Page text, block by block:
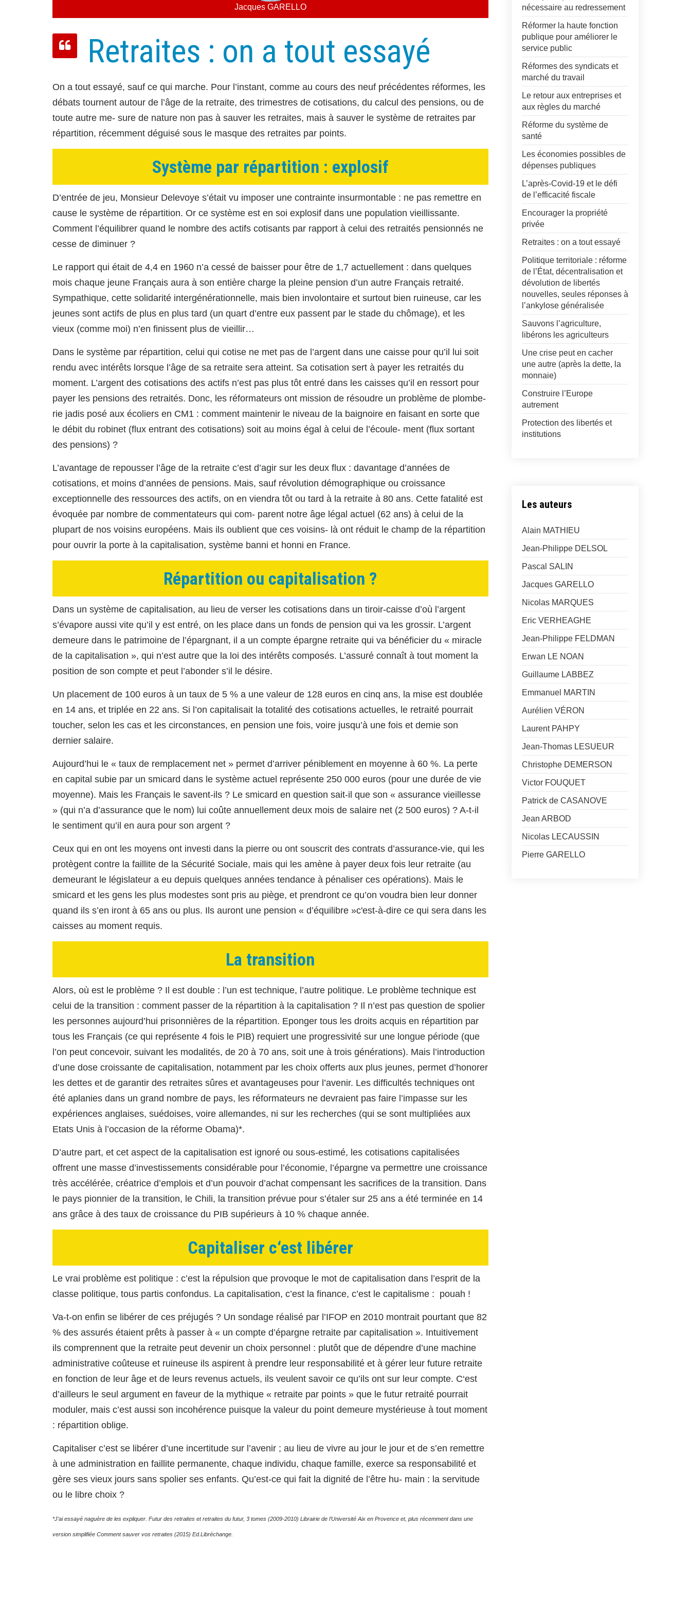
Jacques GARELLO
Retraites : on a tout essayé
On a tout essayé, sauf ce qui marche. Pour l’instant, comme au cours des neuf précédentes réformes, les
débats tournent autour de l’âge de la retraite, des trimestres de cotisations, du calcul des pensions, ou de
toute autre me- sure de nature non pas à sauver les retraites, mais à sauver le système de retraites par
répartition, récemment déguisé sous le masque des retraites par points.
Système par répartition : explosif
D’entrée de jeu, Monsieur Delevoye s’était vu imposer une contrainte insurmontable : ne pas remettre en
cause le système de répartition. Or ce système est en soi explosif dans une population vieillissante.
Comment l’équilibrer quand le nombre des actifs cotisants par rapport à celui des retraités pensionnés ne
cesse de diminuer ?
Le rapport qui était de 4,4 en 1960 n’a cessé de baisser pour être de 1,7 actuellement : dans quelques
mois chaque jeune Français aura à son entière charge la pleine pension d’un autre Français retraité.
Sympathique, cette solidarité intergénérationnelle, mais bien involontaire et surtout bien ruineuse, car les
jeunes sont actifs de plus en plus tard (un quart d’entre eux passent par le stade du chômage), et les
vieux (comme moi) n’en finissent plus de vieillir…
Dans le système par répartition, celui qui cotise ne met pas de l’argent dans une caisse pour qu’il lui soit
rendu avec intérêts lorsque l’âge de sa retraite sera atteint. Sa cotisation sert à payer les retraités du
moment. L’argent des cotisations des actifs n’est pas plus tôt entré dans les caisses qu’il en ressort pour
payer les pensions des retraités. Donc, les réformateurs ont mission de résoudre un problème de plombe-
rie jadis posé aux écoliers en CM1 : comment maintenir le niveau de la baignoire en faisant en sorte que
le débit du robinet (flux entrant des cotisations) soit au moins égal à celui de l’écoule- ment (flux sortant
des pensions) ?
L’avantage de repousser l’âge de la retraite c’est d’agir sur les deux flux : davantage d’années de
cotisations, et moins d’années de pensions. Mais, sauf révolution démographique ou croissance
exceptionnelle des ressources des actifs, on en viendra tôt ou tard à la retraite à 80 ans. Cette fatalité est
évoquée par nombre de commentateurs qui com- parent notre âge légal actuel (62 ans) à celui de la
plupart de nos voisins européens. Mais ils oublient que ces voisins- là ont réduit le champ de la répartition
pour ouvrir la porte à la capitalisation, système banni et honni en France.
Répartition ou capitalisation ?
Dans un système de capitalisation, au lieu de verser les cotisations dans un tiroir-caisse d’où l’argent
s’évapore aussi vite qu’il y est entré, on les place dans un fonds de pension qui va les grossir. L’argent
demeure dans le patrimoine de l’épargnant, il a un compte épargne retraite qui va bénéficier du « miracle
de la capitalisation », qui n’est autre que la loi des intérêts composés. L’assuré connaît à tout moment la
position de son compte et peut l’abonder s’il le désire.
Un placement de 100 euros à un taux de 5 % a une valeur de 128 euros en cinq ans, la mise est doublée
en 14 ans, et triplée en 22 ans. Si l’on capitalisait la totalité des cotisations actuelles, le retraité pourrait
toucher, selon les cas et les circonstances, en pension une fois, voire jusqu’à une fois et demie son
dernier salaire.
Aujourd’hui le « taux de remplacement net » permet d’arriver péniblement en moyenne à 60 %. La perte
en capital subie par un smicard dans le système actuel représente 250 000 euros (pour une durée de vie
moyenne). Mais les Français le savent-ils ? Le smicard en question sait-il que son « assurance vieillesse
» (qui n’a d’assurance que le nom) lui coûte annuellement deux mois de salaire net (2 500 euros) ? A-t-il
le sentiment qu’il en aura pour son argent ?
Ceux qui en ont les moyens ont investi dans la pierre ou ont souscrit des contrats d’assurance-vie, qui les
protègent contre la faillite de la Sécurité Sociale, mais qui les amène à payer deux fois leur retraite (au
demeurant le législateur a eu depuis quelques années tendance à pénaliser ces opérations). Mais le
smicard et les gens les plus modestes sont pris au piège, et prendront ce qu’on voudra bien leur donner
quand ils s’en iront à 65 ans ou plus. Ils auront une pension « d’équilibre »c'est-à-dire ce qui sera dans les
caisses au moment requis.
La transition
Alors, où est le problème ? Il est double : l’un est technique, l’autre politique. Le problème technique est
celui de la transition : comment passer de la répartition à la capitalisation ? Il n’est pas question de spolier
les personnes aujourd’hui prisonnières de la répartition. Eponger tous les droits acquis en répartition par
tous les Français (ce qui représente 4 fois le PIB) requiert une progressivité sur une longue période (que
l’on peut concevoir, suivant les modalités, de 20 à 70 ans, soit une à trois générations). Mais l’introduction
d’une dose croissante de capitalisation, notamment par les choix offerts aux plus jeunes, permet d’honorer
les dettes et de garantir des retraites sûres et avantageuses pour l’avenir. Les difficultés techniques ont
été aplanies dans un grand nombre de pays, les réformateurs ne devraient pas faire l’impasse sur les
expériences anglaises, suédoises, voire allemandes, ni sur les recherches (qui se sont multipliées aux
Etats Unis à l’occasion de la réforme Obama)*.
D’autre part, et cet aspect de la capitalisation est ignoré ou sous-estimé, les cotisations capitalisées
offrent une masse d’investissements considérable pour l’économie, l’épargne va permettre une croissance
très accélérée, créatrice d’emplois et d’un pouvoir d’achat compensant les sacrifices de la transition. Dans
le pays pionnier de la transition, le Chili, la transition prévue pour s’étaler sur 25 ans a été terminée en 14
ans grâce à des taux de croissance du PIB supérieurs à 10 % chaque année.
Capitaliser c‘est libérer
Le vrai problème est politique : c’est la répulsion que provoque le mot de capitalisation dans l’esprit de la
classe politique, tous partis confondus. La capitalisation, c’est la finance, c’est le capitalisme : pouah !
Va-t-on enfin se libérer de ces préjugés ? Un sondage réalisé par l’IFOP en 2010 montrait pourtant que 82
% des assurés étaient prêts à passer à « un compte d’épargne retraite par capitalisation ». Intuitivement
ils comprennent que la retraite peut devenir un choix personnel : plutôt que de dépendre d’une machine
administrative coûteuse et ruineuse ils aspirent à prendre leur responsabilité et à gérer leur future retraite
en fonction de leur âge et de leurs revenus actuels, ils veulent savoir ce qu’ils ont sur leur compte. C‘est
d’ailleurs le seul argument en faveur de la mythique « retraite par points » que le futur retraité pourrait
moduler, mais c’est aussi son incohérence puisque la valeur du point demeure mystérieuse à tout moment
: répartition oblige.
Capitaliser c’est se libérer d’une incertitude sur l’avenir ; au lieu de vivre au jour le jour et de s’en remettre
à une administration en faillite permanente, chaque individu, chaque famille, exerce sa responsabilité et
gère ses vieux jours sans spolier ses enfants. Qu’est-ce qui fait la dignité de l’être hu- main : la servitude
ou le libre choix ?
*J’ai essayé naguère de les expliquer. Futur des retraites et retraites du futur, 3 tomes (2009-2010) Librairie de l’Université Aix en Provence et, plus récemment dans une
version simplifiée Comment sauver vos retraites (2015) Ed.Libréchange.
nécessaire au redressement
Réformer la haute fonction
publique pour améliorer le
service public
Réformes des syndicats et
marché du travail
Le retour aux entreprises et
aux règles du marché
Réforme du système de
santé
Les économies possibles de
dépenses publiques
L’après-Covid-19 et le défi
de l’efficacité fiscale
Encourager la propriété
privée
Retraites : on a tout essayé
Politique territoriale : réforme
de l’État, décentralisation et
dévolution de libertés
nouvelles, seules réponses à
l’ankylose généralisée
Sauvons l’agriculture,
libérons les agriculteurs
Une crise peut en cacher
une autre (après la dette, la
monnaie)
Construire l’Europe
autrement
Protection des libertés et
institutions
Les auteurs
Alain MATHIEU
Jean-Philippe DELSOL
Pascal SALIN
Jacques GARELLO
Nicolas MARQUES
Eric VERHEAGHE
Jean-Philippe FELDMAN
Erwan LE NOAN
Guillaume LABBEZ
Emmanuel MARTIN
Aurélien VÉRON
Laurent PAHPY
Jean-Thomas LESUEUR
Christophe DEMERSON
Victor FOUQUET
Patrick de CASANOVE
Jean ARBOD
Nicolas LECAUSSIN
Pierre GARELLO